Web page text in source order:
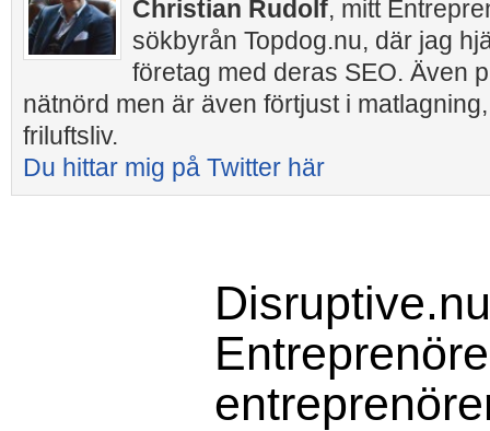
Christian Rudolf, mitt
sökbyrån Topdog.nu, där jag
företag med deras SEO. Även
nätnörd men är även förtjust i
friluftsliv.
Du hittar mig på Twitter här